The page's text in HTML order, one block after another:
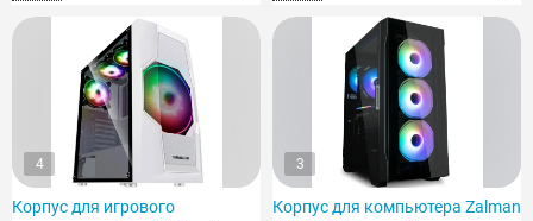
4
Корпус для игрового
3
Корпус для компьютера Zalman